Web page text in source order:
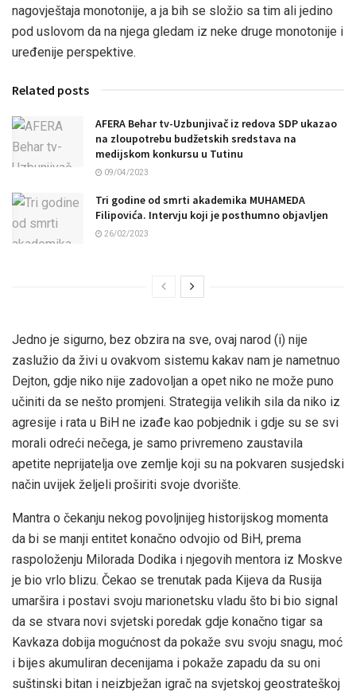
nagovještaja monotonije, a ja bih se složio sa tim ali jedino
pod uslovom da na njega gledam iz neke druge monotonije i
uređenije perspektive.
Related posts
AFERA Behar tv-Uzbunjivač iz redova SDP ukazao
na zloupotrebu budžetskih sredstava na
medijskom konkursu u Tutinu
09/04/2023
Tri godine od smrti akademika MUHAMEDA
Filipovića. Intervju koji je posthumno objavljen
26/02/2023
Jedno je sigurno, bez obzira na sve, ovaj narod (i) nije
zaslužio da živi u ovakvom sistemu kakav nam je nametnuo
Dejton, gdje niko nije zadovoljan a opet niko ne može puno
učiniti da se nešto promjeni. Strategija velikih sila da niko iz
agresije i rata u BiH ne izađe kao pobjednik i gdje su se svi
morali odreći nečega, je samo privremeno zaustavila
apetite neprijatelja ove zemlje koji su na pokvaren susjedski
način uvijek željeli proširiti svoje dvorište.
Mantra o čekanju nekog povoljnijeg historijskog momenta
da bi se manji entitet konačno odvojio od BiH, prema
raspoloženju Milorada Dodika i njegovih mentora iz Moskve
je bio vrlo blizu. Čekao se trenutak pada Kijeva da Rusija
umaršira i postavi svoju marionetsku vladu što bi bio signal
da se stvara novi svjetski poredak gdje konačno tigar sa
Kavkaza dobija mogućnost da pokaže svu svoju snagu, moć
i bijes akumuliran decenijama i pokaže zapadu da su oni
suštinski bitan i neizbježan igrač na svjetskoj geostrateškoj